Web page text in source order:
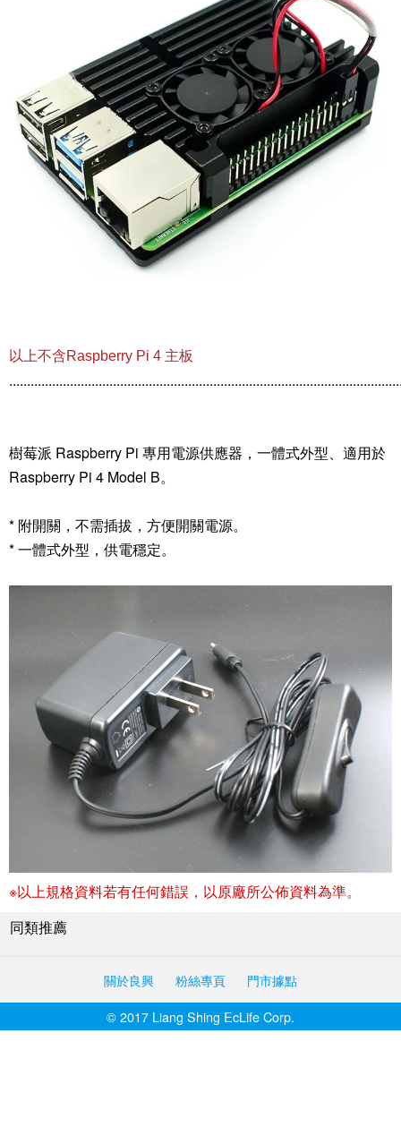
以上不含Raspberry Pi 4 主板
樹莓派 Raspberry Pi 專用電源供應器，一體式外型、適用於
Raspberry Pi 4 Model B。
* 附開關，不需插拔，方便開關電源。
* 一體式外型，供電穩定。
※以上規格資料若有任何錯誤，以原廠所公佈資料為準。
同類推薦
關於良興 粉絲專頁
門市據點
© 2017 Liang Shing EcLife Corp.